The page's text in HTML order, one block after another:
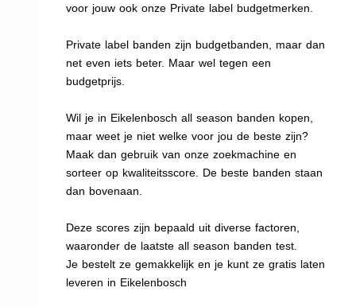
voor jouw ook onze Private label budgetmerken.
Private label banden zijn budgetbanden, maar dan
net even iets beter. Maar wel tegen een
budgetprijs.
Wil je in Eikelenbosch all season banden kopen,
maar weet je niet welke voor jou de beste zijn?
Maak dan gebruik van onze zoekmachine en
sorteer op kwaliteitsscore. De beste banden staan
dan bovenaan.
Deze scores zijn bepaald uit diverse factoren,
waaronder de laatste all season banden test.
Je bestelt ze gemakkelijk en je kunt ze gratis laten
leveren in Eikelenbosch